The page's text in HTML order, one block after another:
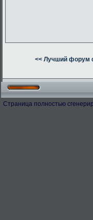
<< Лучший форум
Страница полностью